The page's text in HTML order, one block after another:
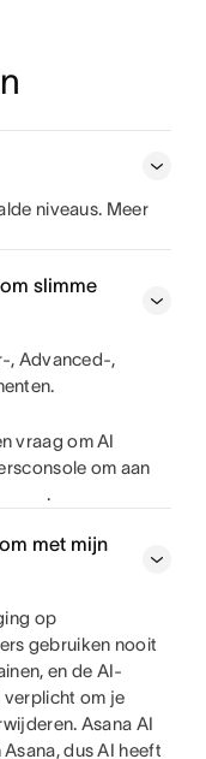
niveaus. Meer
slimme
, Advanced-,
vraag om AI
om aan
.
met mijn
op
gebruiken nooit
en de AI-
verplicht om je
Asana AI
dus AI heeft